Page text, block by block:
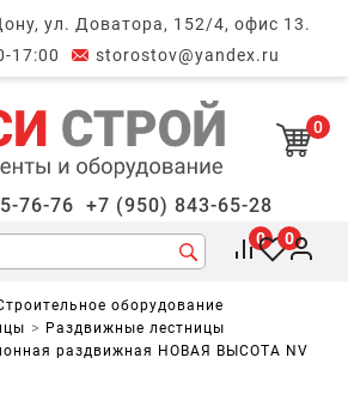
ул. Доватора, 152/4, офис 13.
17:00
storostov@yandex.ru
0
76-76 +7 (950) 843-65-28
0 0
оборудование
Раздвижные лестницы
раздвижная НОВАЯ ВЫСОТА NV